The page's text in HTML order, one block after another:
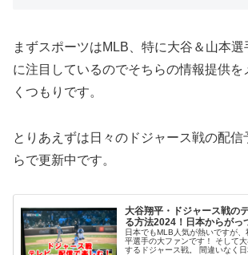
まずスポーツはMLB、特に大谷＆山本選
に注目しているのでそちらの情報提供を
くつもりです。
とりあえずは日々のドジャース戦の配信
らで更新中です。
大谷翔平・ドジャース戦の
る方法2024！日本からがっ
日本でもMLB人気が熱いですが
平選手の大ファンです！ そして
するドジャース戦。 間違いなく日